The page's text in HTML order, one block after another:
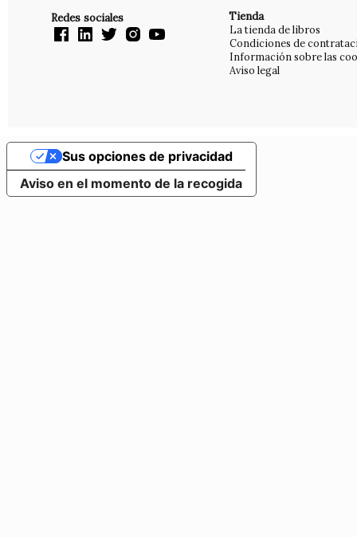
Redes sociales Tienda
La tienda de libros
Condiciones de
Información sobre las
Aviso legal
Aviso en el momento de la recogida
Sus opciones de privacidad